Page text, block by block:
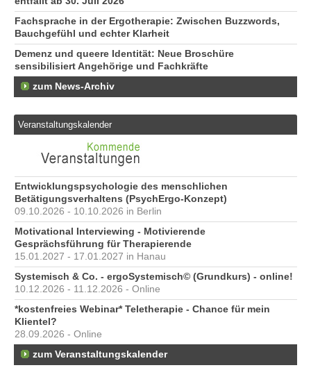
Fachsprache in der Ergotherapie: Zwischen Buzzwords,
Bauchgefühl und echter Klarheit
Demenz und queere Identität: Neue Broschüre
sensibilisiert Angehörige und Fachkräfte
zum News-Archiv
Veranstaltungskalender
Entwicklungspsychologie des menschlichen
Betätigungsverhaltens (PsychErgo-Konzept)
09.10.2026 - 10.10.2026 in Berlin
Motivational Interviewing - Motivierende
Gesprächsführung für Therapierende
15.01.2027 - 17.01.2027 in Hanau
Systemisch & Co. - ergoSystemisch© (Grundkurs) - online!
10.12.2026 - 11.12.2026 - Online
*kostenfreies Webinar* Teletherapie - Chance für mein
Klientel?
28.09.2026 - Online
zum Veranstaltungskalender